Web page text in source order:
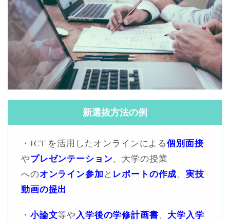
新選抜方法の例
・ICT を活用したオンラインによる個別面接
やプレゼンテーション、大学の授業
へのオンライン参加 と レポートの作成、実技
動画の提出
・ 小論文等や 入学後の学修計画書、 大学入学